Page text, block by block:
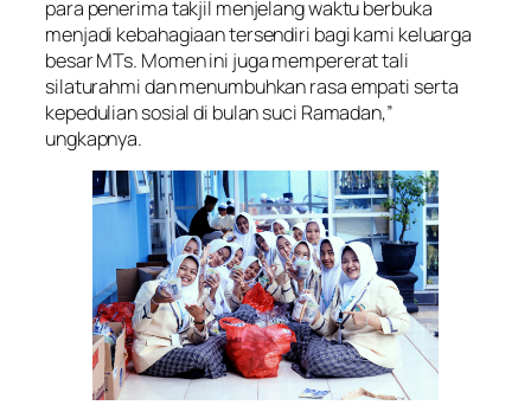
para penerima takjil menjelang waktu berbuka
menjadi kebahagiaan tersendiri bagi kami keluarga
besar MTs. Momen ini juga mempererat tali
silaturahmi dan menumbuhkan rasa empati serta
kepedulian sosial di bulan suci Ramadan,”
ungkapnya.